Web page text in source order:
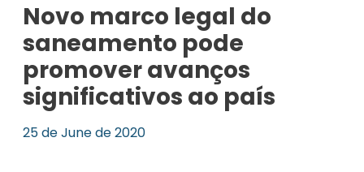
Novo marco legal do
saneamento pode
promover avanços
significativos ao país
25 de June de 2020